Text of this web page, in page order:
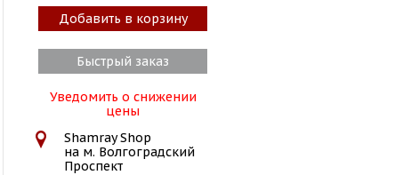
Добавить в корзину
Быстрый заказ
Уведомить о снижении
цены
Shamray Shop
на м. Волгоградский
Проспект